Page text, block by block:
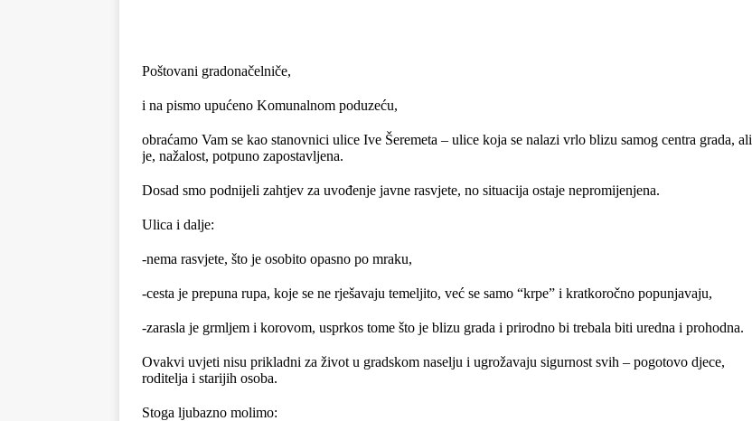
Poštovani gradonačelniče,
i na pismo upućeno Komunalnom poduzeću,
obraćamo Vam se kao stanovnici ulice Ive Šeremeta – ulice koja se nalazi vrlo blizu samog centra grada, ali
je, nažalost, potpuno zapostavljena.
Dosad smo podnijeli zahtjev za uvođenje javne rasvjete, no situacija ostaje nepromijenjena.
Ulica i dalje:
-nema rasvjete, što je osobito opasno po mraku,
-cesta je prepuna rupa, koje se ne rješavaju temeljito, već se samo “krpe” i kratkoročno popunjavaju,
-zarasla je grmljem i korovom, usprkos tome što je blizu grada i prirodno bi trebala biti uredna i prohodna.
Ovakvi uvjeti nisu prikladni za život u gradskom naselju i ugrožavaju sigurnost svih – pogotovo djece,
roditelja i starijih osoba.
Stoga ljubazno molimo: